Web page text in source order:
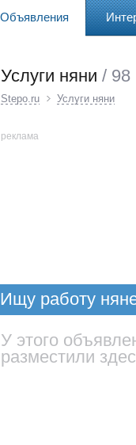
Объявления
Услуги няни / 98
Stepo.ru Услуги няни
реклама
Ищу работу
Московском
У этого
разместили